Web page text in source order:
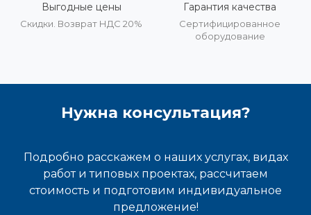
Выгодные цены
Скидки. Возврат НДС 20%
Гарантия качества
Сертифицированное
оборудование
Нужна консультация?
Подробно расскажем о наших услугах, видах
работ и типовых проектах, рассчитаем
стоимость и подготовим индивидуальное
предложение!